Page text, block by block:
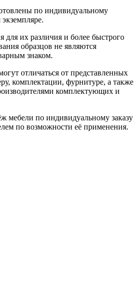
по индивидуальному
их различия и более быстрого
образцов не являются
знаком.
отличаться от представленных
комплектации, фурнитуре, а также
комплектующих и
мебели по индивидуальному заказу
по возможности её применения.